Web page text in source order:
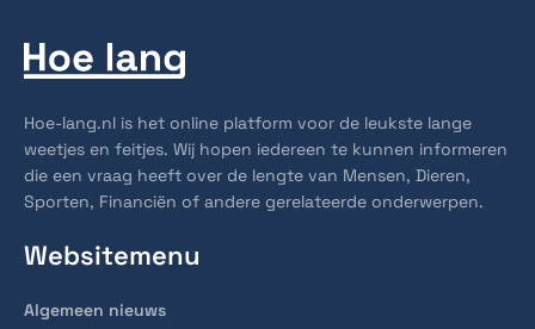
Hoe-lang.nl is het online platform voor de leukste lange
weetjes en feitjes. Wij hopen iedereen te kunnen informeren
die een vraag heeft over de lengte van Mensen, Dieren,
Sporten, Financiën of andere gerelateerde onderwerpen.
Websitemenu
Algemeen nieuws